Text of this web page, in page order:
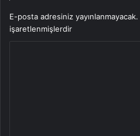
E-posta adresiniz yayınlanmayacak.
işaretlenmişlerdir